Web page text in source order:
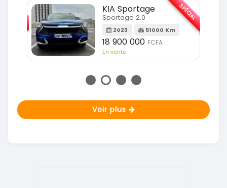
KIA Sportage
Sportage 2.0
2023 51000 Km
18 900 000 FCFA
En vente
SPÉCIAL
Voir plus